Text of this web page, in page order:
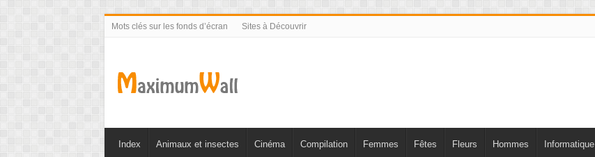
Mots clés sur les fonds d’écran Sites à Découvrir
Index Animaux et insectes Cinéma Compilation Femmes Fêtes Fleurs Hommes Informatique